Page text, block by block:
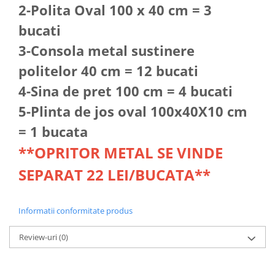
2-Polita Oval 100 x 40 cm = 3
bucati
3-Consola metal sustinere
politelor 40 cm = 12 bucati
4-Sina de pret 100 cm = 4 bucati
5-Plinta de jos oval 100x40X10 cm
= 1 bucata
**OPRITOR METAL SE VINDE
SEPARAT 22 LEI/BUCATA**
Informatii conformitate produs
Review-uri(0)